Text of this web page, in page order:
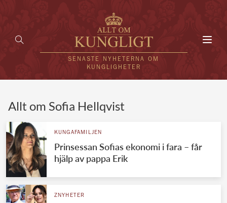
SENASTE NYHETERNA OM
KUNGLIGHETER
UTLÄNDSKT
VÄRLDENS KUNGAHUS
Allt om Sofia Hellqvist
KUNGAFAMILJEN
Prinsessan Sofias ekonomi i fara – får
hjälp av pappa Erik
ZNYHETER